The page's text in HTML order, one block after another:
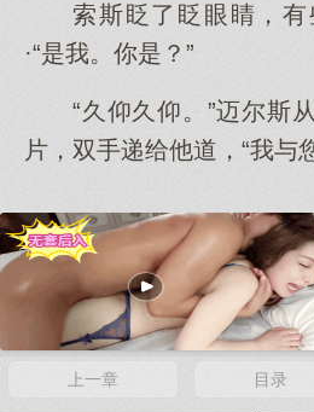
索斯眨了眨眼睛，
·“是我。你是？”
“久仰久仰。”迈尔斯
片，双手递给他道，“我与
x
上一章 目录